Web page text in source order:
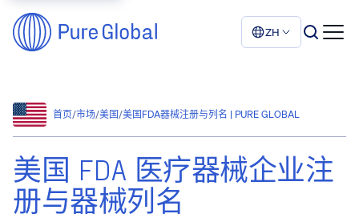
ZH
首页/市场/美国/美国FDA器械注册与列名 | PURE GLOBAL
美国 FDA 医疗器械企业注
册与器械列名